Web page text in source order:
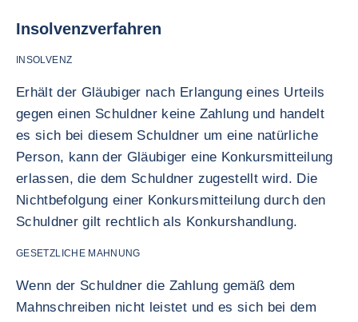
Insolvenzverfahren
INSOLVENZ
Erhält der Gläubiger nach Erlangung eines Urteils
gegen einen Schuldner keine Zahlung und handelt
es sich bei diesem Schuldner um eine natürliche
Person, kann der Gläubiger eine Konkursmitteilung
erlassen, die dem Schuldner zugestellt wird. Die
Nichtbefolgung einer Konkursmitteilung durch den
Schuldner gilt rechtlich als Konkurshandlung.
GESETZLICHE MAHNUNG
Wenn der Schuldner die Zahlung gemäß dem
Mahnschreiben nicht leistet und es sich bei dem